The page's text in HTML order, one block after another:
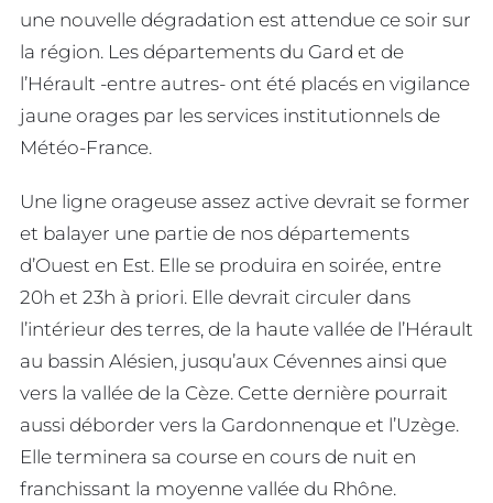
une nouvelle dégradation est attendue ce soir sur
la région. Les départements du Gard et de
l’Hérault -entre autres- ont été placés en vigilance
jaune orages par les services institutionnels de
Météo-France.
Une ligne orageuse assez active devrait se former
et balayer une partie de nos départements
d’Ouest en Est. Elle se produira en soirée, entre
20h et 23h à priori. Elle devrait circuler dans
l’intérieur des terres, de la haute vallée de l’Hérault
au bassin Alésien, jusqu’aux Cévennes ainsi que
vers la vallée de la Cèze. Cette dernière pourrait
aussi déborder vers la Gardonnenque et l’Uzège.
Elle terminera sa course en cours de nuit en
franchissant la moyenne vallée du Rhône.